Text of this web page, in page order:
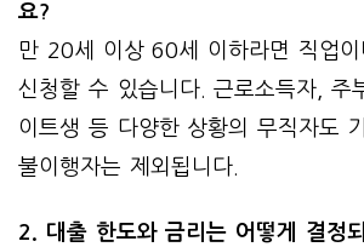
요?
만 20세 이상 60세 이하라면 직업
신청할 수 있습니다. 근로소득자, 주
이트생 등 다양한 상황의 무직자도
불이행자는 제외됩니다.
2. 대출 한도와 금리는 어떻게 결정